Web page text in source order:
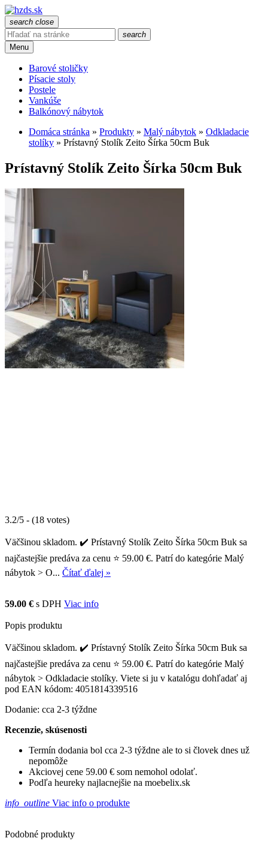
search close
search
Menu
Barové stoličky
Písacie stoly
Postele
Vankúše
Balkónový nábytok
Domáca stránka » Produkty » Malý nábytok » Odkladacie
stolíky » Prístavný Stolík Zeito Šírka 50cm Buk
Prístavný Stolík Zeito Šírka 50cm Buk
3.2/5 - (18 votes)
Väčšinou skladom. ✔️ Prístavný Stolík Zeito Šírka 50cm Buk sa
najčastejšie predáva za cenu ⭐ 59.00 €. Patrí do kategórie Malý
nábytok > O... Čítať ďalej »
59.00 € s DPH Viac info
Popis produktu
Väčšinou skladom. ✔️ Prístavný Stolík Zeito Šírka 50cm Buk sa
najčastejšie predáva za cenu ⭐ 59.00 €. Patrí do kategórie Malý
nábytok > Odkladacie stolíky. Viete si ju v katalógu dohľadať aj
pod EAN kódom: 4051814339516
Dodanie: cca 2-3 týždne
Recenzie, skúsenosti
Termín dodania bol cca 2-3 týždne ale to si človek dnes už
nepomôže
Akciovej cene 59.00 € som nemohol odolať.
Podľa heureky najlacnejšie na moebelix.sk
info_outline Viac info o produkte
Podobné produkty